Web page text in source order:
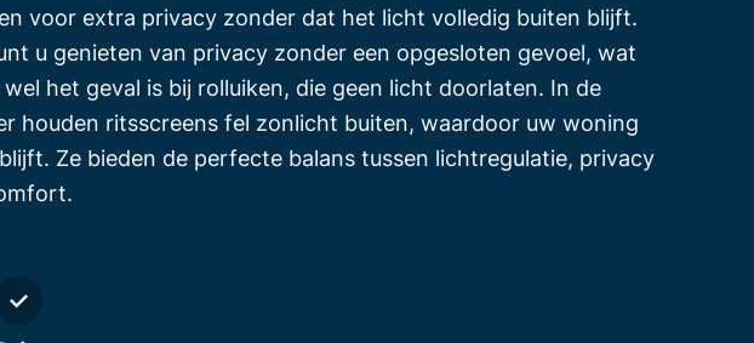
voor extra privacy zonder dat het licht volledig buiten blijft.
u genieten van privacy zonder een opgesloten gevoel, wat
het geval is bij rolluiken, die geen licht doorlaten. In de
houden ritsscreens fel zonlicht buiten, waardoor uw woning
Ze bieden de perfecte balans tussen lichtregulatie, privacy